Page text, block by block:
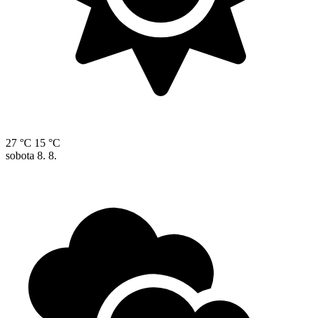
27 °C 15 °C
sobota 8. 8.